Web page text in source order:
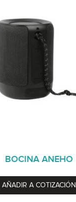
BOCINA ANEHO
AÑADIR A COTIZACIÓN